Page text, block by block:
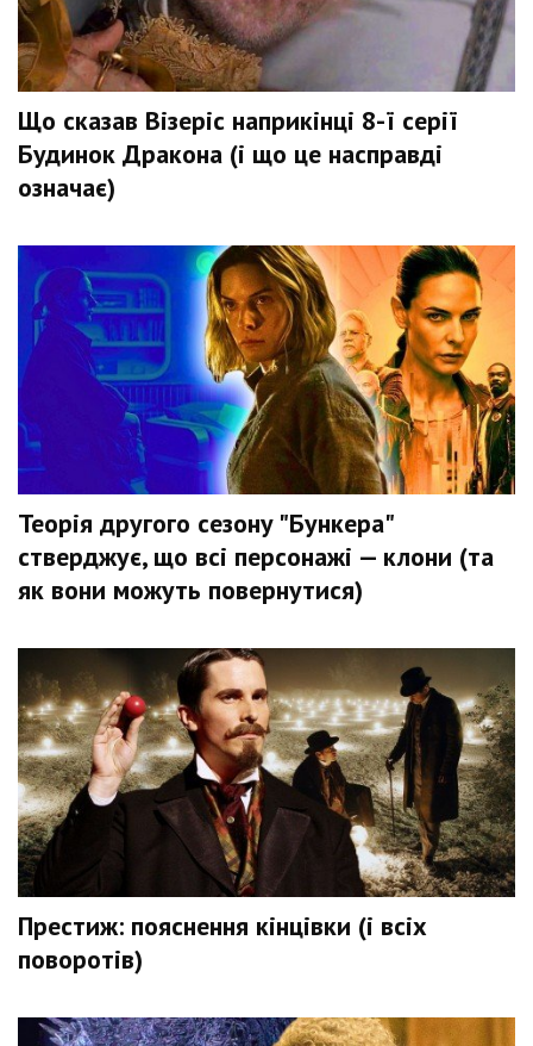
Що сказав Візеріс наприкінці 8-ї серії
Будинок Дракона (і що це насправді
означає)
Теорія другого сезону "Бункера"
стверджує, що всі персонажі — клони (та
як вони можуть повернутися)
Престиж: пояснення кінцівки (і всіх
поворотів)